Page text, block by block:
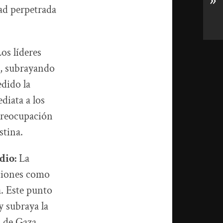
perpetrada
líderes
subrayando
la
a los
La
como
Este punto
subraya la